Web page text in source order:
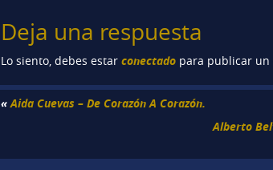
Deja una respuesta
Lo siento, debes estarconectado para publicar un
«Aida Cuevas – De Corazón A Corazón.
Alberto